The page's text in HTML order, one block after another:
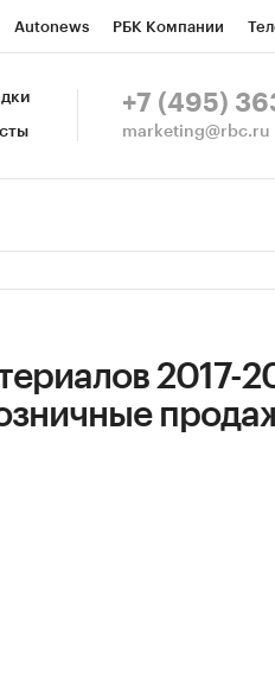
Autonews РБК Компании
Конференции СПб
+7 (495)
marketing@rbc.ru
2017-